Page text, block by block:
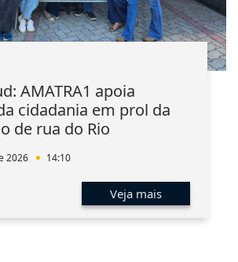
AMATRA1 apoia
cidadania em prol da
de rua do Rio
2026 14:10
Veja mais